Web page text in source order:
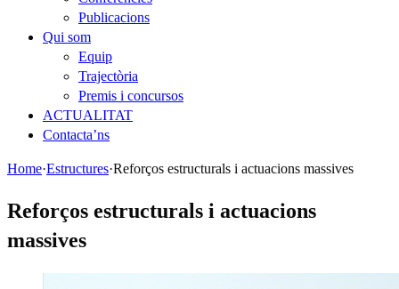
Publicacions
Qui som
Equip
Trajectòria
Premis i concursos
ACTUALITAT
Contacta’ns
Home·Estructures·Reforços estructurals i actuacions massives
Reforços estructurals i actuacions
massives